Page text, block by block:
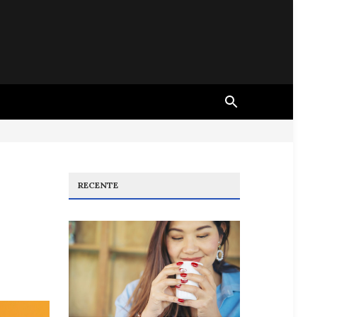
RECENTE